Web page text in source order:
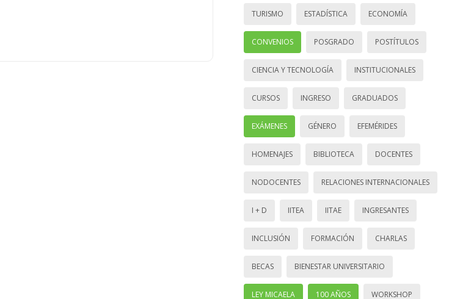
TURISMO ESTADÍSTICA ECONOMÍA
CONVENIOS POSGRADO POSTÍTULOS
CIENCIA Y TECNOLOGÍA INSTITUCIONALES
CURSOS INGRESO GRADUADOS
EXÁMENES GÉNERO EFEMÉRIDES
HOMENAJES BIBLIOTECA DOCENTES
NODOCENTES RELACIONES INTERNACIONALES
I + D IITEA IITAE INGRESANTES
INCLUSIÓN FORMACIÓN CHARLAS
BECAS BIENESTAR UNIVERSITARIO
LEY MICAELA 100 AÑOS WORKSHOP